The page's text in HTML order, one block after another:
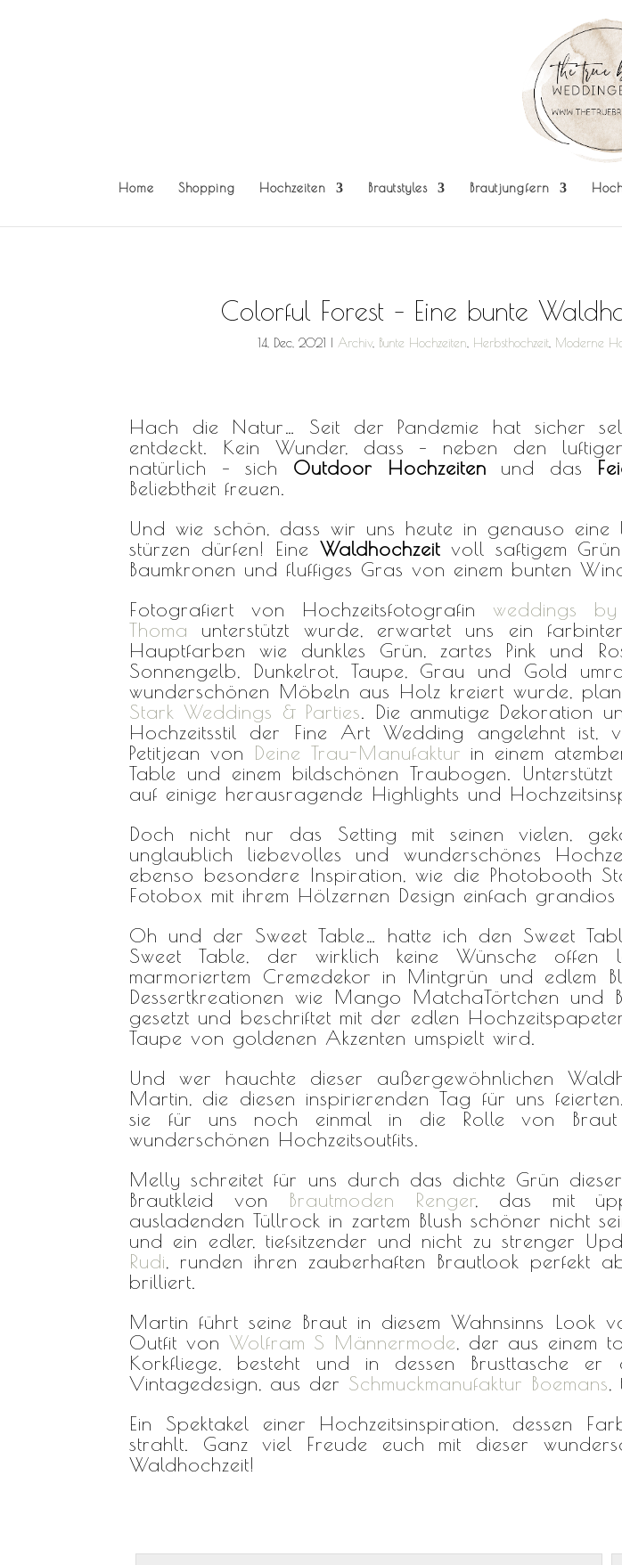
Home Shopping Hochzeiten Brautstyles Brautjungfern
Colorful Forest – Eine bunte
14, Dec, 2021 Archiv, Bunte Hochzeiten Herbsthochzeit Moderne
Hach die Natur… Seit der Pandemie hat sicher
entdeckt. Kein Wunder, dass – neben den
natürlich – sich Outdoor Hochzeiten und das
Beliebtheit freuen.
Und wie schön, dass wir uns heute in genauso
stürzen dürfen! Eine Waldhochzeitvoll saftigem Grün
Baumkronen und fluffiges Gras von einem bunten
Fotografiert von Hochzeitsfotografin weddings
Thoma unterstützt wurde, erwartet uns ein
Hauptfarben wie dunkles Grün, zartes Pink und
Sonnengelb, Dunkelrot, Taupe, Grau und Gold
wunderschönen Möbeln aus Holz kreiert wurde,
Stark Weddings & Parties. Die anmutige Dekoration
Hochzeitsstil der Fine Art Wedding angelehnt ist,
Petitjean von Deine Trau-Manufaktur in einem
Table und einem bildschönen Traubogen.
auf einige herausragende Highlights und
Doch nicht nur das Setting mit seinen vielen,
unglaublich liebevolles und wunderschönes
ebenso besondere Inspiration, wie die Photobooth
Fotobox mit ihrem Hölzernen Design einfach
Oh und der Sweet Table… hatte ich den Sweet
Sweet Table, der wirklich keine Wünsche offen
marmoriertem Cremedekor in Mintgrün und edlem
Dessertkreationen wie Mango MatchaTörtchen und
gesetzt und beschriftet mit der edlen
Taupe von goldenen Akzenten umspielt wird.
Und wer hauchte dieser außergewöhnlichen
Martin, die diesen inspirierenden Tag für uns
sie für uns noch einmal in die Rolle von
wunderschönen Hochzeitsoutfits.
Melly schreitet für uns durch das dichte Grün
Brautkleid von Brautmoden Renger, das mit
ausladenden Tüllrock in zartem Blush schöner nicht
und ein edler, tiefsitzender und nicht zu strenger
Rudi, runden ihren zauberhaften Brautlook perfekt
brilliert.
Martin führt seine Braut in diesem Wahnsinns Look
Outfit von Wolfram S Männermode, der aus einem
Korkfliege, besteht und in dessen Brusttasche
Vintagedesign, aus der Schmuckmanufaktur Boemans,
Ein Spektakel einer Hochzeitsinspiration, dessen
strahlt. Ganz viel Freude euch mit dieser
Waldhochzeit!